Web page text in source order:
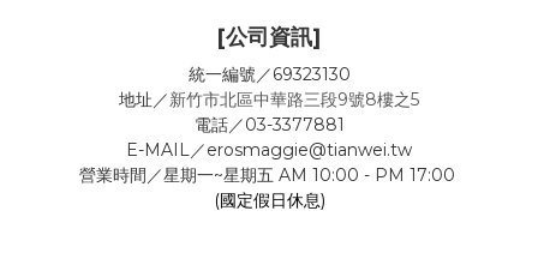
[公司資訊]
統一編號／69323130
地址／新竹市北區中華路三段9號8樓之5
電話／03-3377881
E-MAIL／erosmaggie@tianwei.tw
營業時間／星期一~星期五 AM 10:00 - PM 17:00
(國定假日休息)